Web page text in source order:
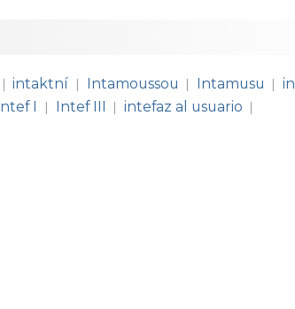
intaktní Intamoussou Intamusu
Intef I Intef III intefaz al usuario